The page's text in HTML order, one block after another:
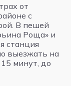
от
с
В пешей
Роща» и
станция
выезжать на
минут, до